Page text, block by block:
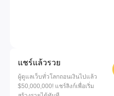
แชร์แล้วรวย
ผู้ดูแลเว็บทั่วโลกถอนเงินไปแล้ว
$50,000,000! แชร์ลิงก์เพื่อเริ่ม